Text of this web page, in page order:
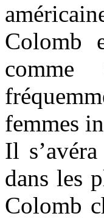
Colomb
comme
femmes
Il
dans les
Colomb